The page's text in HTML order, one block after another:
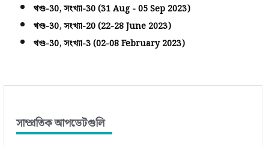
খণ্ড-30, সংখ্যা-30 (31 Aug - 05 Sep 2023)
খণ্ড-30, সংখ্যা-20 (22-28 June 2023)
খণ্ড-30, সংখ্যা-3 (02-08 February 2023)
সাম্প্রতিক আপডেটগুলি